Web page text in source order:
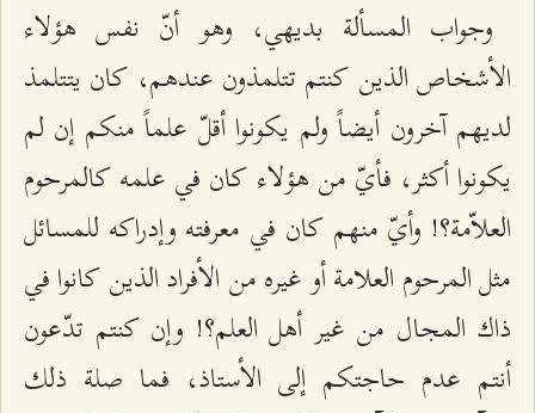
وجواب المسألة بديهي، وهو أنّ نفس هؤلاء
الأشخاص الذين كنتم تتلمذون عندهم، كان يتتلمذ
لديهم آخرون أيضاً ولم يكونوا أقلّ علماً منكم إن لم
يكونوا أكثر، فأيّ من هؤلاء كان في علمه كالمرحوم
العلاّمة؟! وأيّ منهم كان في معرفته وإدراكه للمسائل
مثل المرحوم العلامة أو غيره من الأفراد الذين كانوا في
ذاك المجال من غير أهل العلم؟! وإن كنتم تدّعون
أنتم عدم حاجتكم إلى الأستاذ، فما صلة ذلك